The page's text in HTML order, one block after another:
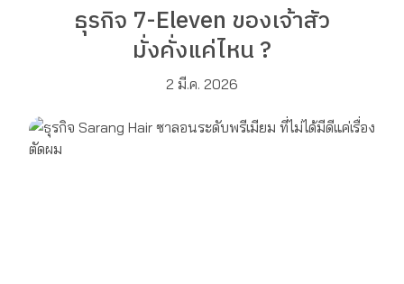
ธุรกิจ 7-Eleven ของเจ้าสัว
มั่งคั่งแค่ไหน ?
2 มี.ค. 2026